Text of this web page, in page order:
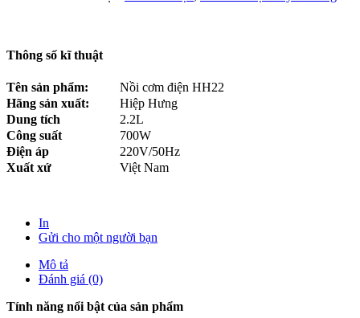
Thông số kĩ thuật
Tên sản phẩm:
Nồi cơm điện HH22
Hãng sản xuất:
Hiệp Hưng
Dung tích
2.2L
Công suất
700W
Điện áp
220V/50Hz
Xuất xứ
Việt Nam
In
Gửi cho một người bạn
Mô tả
Đánh giá (0)
Tính năng nổi bật của sản phẩm